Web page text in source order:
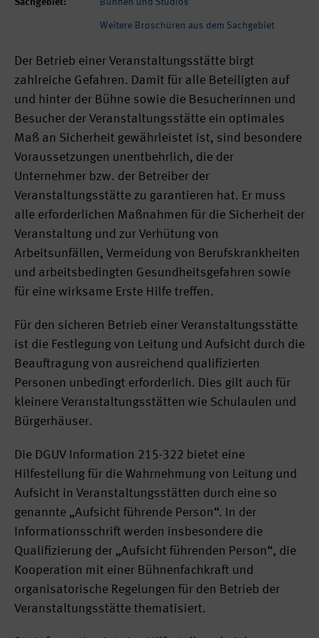
Sachgebiet:
Bühnen und Studios
Weitere Broschüren aus dem Sachgebiet
Der Betrieb einer Veranstaltungsstätte birgt
zahlreiche Gefahren. Damit für alle Beteiligten auf
und hinter der Bühne sowie die Besucherinnen und
Besucher der Veranstaltungsstätte ein optimales
Maß an Sicherheit gewährleistet ist, sind besondere
Voraussetzungen unentbehrlich, die der
Unternehmer bzw. der Betreiber der
Veranstaltungsstätte zu garantieren hat. Er muss
alle erforderlichen Maßnahmen für die Sicherheit der
Veranstaltung und zur Verhütung von
Arbeitsunfällen, Vermeidung von Berufskrankheiten
und arbeitsbedingten Gesundheitsgefahren sowie
für eine wirksame Erste Hilfe treffen.
Für den sicheren Betrieb einer Veranstaltungsstätte
ist die Festlegung von Leitung und Aufsicht durch die
Beauftragung von ausreichend qualifizierten
Personen unbedingt erforderlich. Dies gilt auch für
kleinere Veranstaltungsstätten wie Schulaulen und
Bürgerhäuser.
Die DGUV Information 215-322 bietet eine
Hilfestellung für die Wahrnehmung von Leitung und
Aufsicht in Veranstaltungsstätten durch eine so
genannte „Aufsicht führende Person“. In der
Informationsschrift werden insbesondere die
Qualifizierung der „Aufsicht führenden Person“, die
Kooperation mit einer Bühnenfachkraft und
organisatorische Regelungen für den Betrieb der
Veranstaltungsstätte thematisiert.